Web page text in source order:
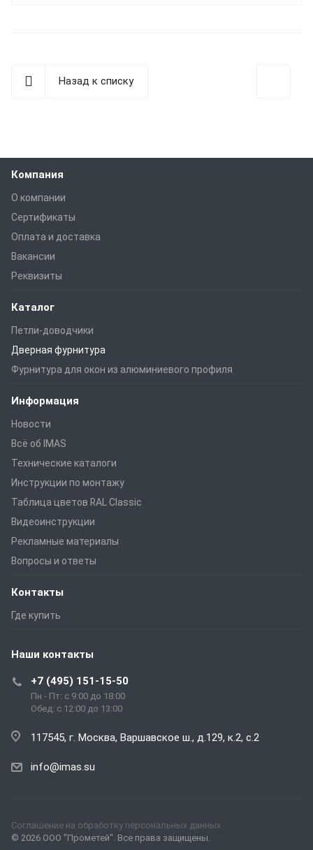
Назад к списку
Компания
О компании
Сертификаты
Оплата и доставка
Вакансии
Реквизиты
Каталог
Петли-доводчики
Дверная фурнитура
Фурнитура для окон из алюминиевого профиля
Информация
Новости
Всё об IMAS
Технические каталоги
Инструкции по монтажу
Таблица цветов RAL Classic
Видеоинструкции
Рекламные материалы
Вопросы и ответы
Контакты
Где купить
Наши контакты
+7 (495) 151-15-50
Пн - Пт: с 9:00 до 18:00
Обед: с 12:00 до 13:00
117545, г. Москва, Варшавское ш., д.129, к.2, с.2
info@imas.su
Соглашение на обработку персональных данных
© 2026 ООО "Прометей". Все права защищены.